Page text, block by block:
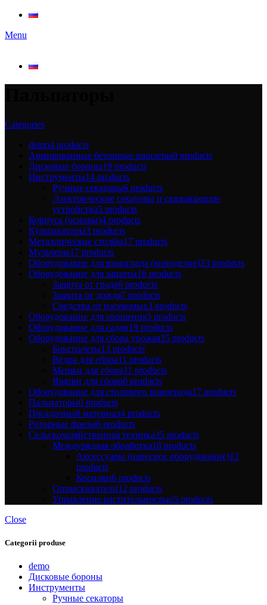
Menu
Categories
demo4 products
Армированные бетонные шпалеры0 products
Дисковые бороны19 products
Инструменты14 products
Ручные секаторы6 products
Электрические секаторы и связывающие
устройства5 products
Корпуса (основы)4 products
Культиваторы3 products
Металлические столбы17 products
Мульчеры17 products
Оборудование для винограда (виноделие)23 products
Оборудование для защиты16 products
Защита от града6 products
Защита от дождя7 products
Средства от насекомых3 products
Оборудование для орошения3 products
Оборудование для садов19 products
Оборудование для сбора урожая35 products
Бокспалеты13 products
Вёдра для сбора11 products
Мешки для сбора11 products
Ящики для сбора0 products
Оборудование для столового винограда17 products
Пальпаторы0 products
Посадочный материал4 products
Роторные фрезы6 products
Сельскохозяйственная техника35 products
Междурядная обработка18 products
Аксессуары (навесное оборудование)12
products
Косилки6 products
Опрыскиватели12 products
Управление растительностью5 products
Close
Categorii produse
demo
Дисковые бороны
Инструменты
Ручные секаторы